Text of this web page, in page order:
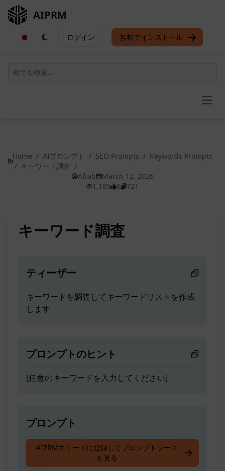
AIPRM
ログイン 無料でインストール
Home / AIプロンプト / SEO Prompts / Keywords Prompts
/ キーワード調査 /
Aftab
March 12, 2026
1,105
0 721
キーワード調査
ティーザー
キーワードを調査してキーワードリストを作成
します
プロンプトのヒント
[任意のキーワードを入力してください]
プロンプト
キーワードを調査してキーワードリストを作成
AIPRMエリートに登録してプロンプトソース
を見る